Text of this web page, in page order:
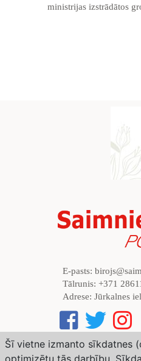
ministrijas izstrādātos
E-pasts:
Tālrunis: +371
Adrese: Jūrkalnes
Šī vietne izmanto sīkdatnes
optimizētu tās darbību.